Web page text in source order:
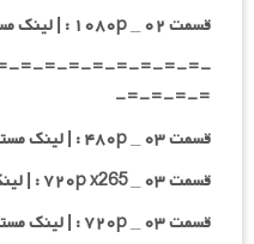
قسمت ۰۲ _ ۱۰۸۰p : | لینک مستقیم |
=-=-=-=-=-=-=-=-
=-=-=-=-
قسمت ۰۳ _ ۴۸۰p : | لینک مستقیم |
قسمت ۰۳ _ ۷۲۰p x265 : | لینک مستقیم |
قسمت ۰۳ _ ۷۲۰p : | لینک مستقیم |